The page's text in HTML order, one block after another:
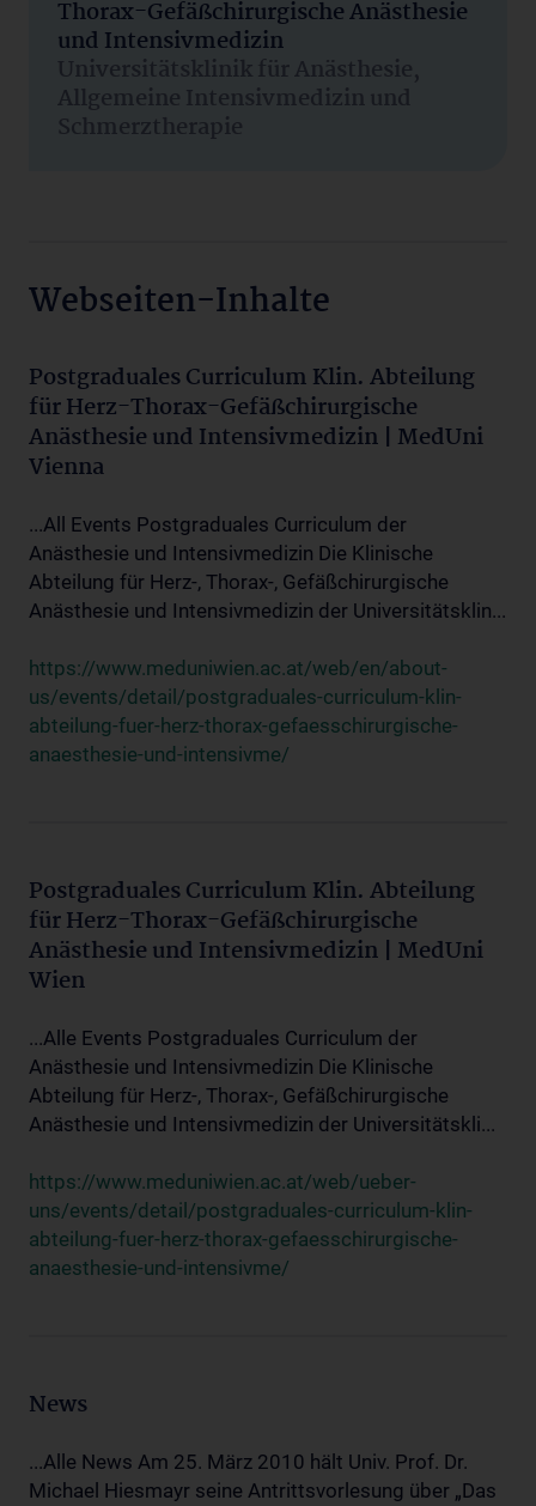
Thorax-Gefäßchirurgische Anästhesie
und Intensivmedizin
Universitätsklinik für Anästhesie,
Allgemeine Intensivmedizin und
Schmerztherapie
Webseiten-Inhalte
Postgraduales Curriculum Klin. Abteilung
für Herz-Thorax-Gefäßchirurgische
Anästhesie und Intensivmedizin | MedUni
Vienna
...All Events Postgraduales Curriculum der
Anästhesie und Intensivmedizin Die Klinische
Abteilung für Herz-, Thorax-, Gefäßchirurgische
Anästhesie und Intensivmedizin der Universitätsklin...
https://www.meduniwien.ac.at/web/en/about-
us/events/detail/postgraduales-curriculum-klin-
abteilung-fuer-herz-thorax-gefaesschirurgische-
anaesthesie-und-intensivme/
Postgraduales Curriculum Klin. Abteilung
für Herz-Thorax-Gefäßchirurgische
Anästhesie und Intensivmedizin | MedUni
Wien
...Alle Events Postgraduales Curriculum der
Anästhesie und Intensivmedizin Die Klinische
Abteilung für Herz-, Thorax-, Gefäßchirurgische
Anästhesie und Intensivmedizin der Universitätskli...
https://www.meduniwien.ac.at/web/ueber-
uns/events/detail/postgraduales-curriculum-klin-
abteilung-fuer-herz-thorax-gefaesschirurgische-
anaesthesie-und-intensivme/
News
...Alle News Am 25. März 2010 hält Univ. Prof. Dr.
Michael Hiesmayr seine Antrittsvorlesung über „Das